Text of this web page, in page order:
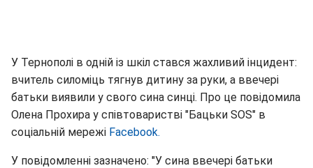
У Тернополі в одній із шкіл стався жахливий інцидент:
вчитель силоміць тягнув дитину за руки, а ввечері
батьки виявили у свого сина синці. Про це повідомила
Олена Прохира у співтоваристві "Бацьки SOS" в
соціальній мережі Facebook.
У повідомленні зазначено: "У сина ввечері батьки